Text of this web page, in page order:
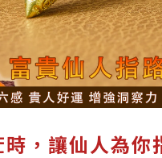
，讓仙人為你